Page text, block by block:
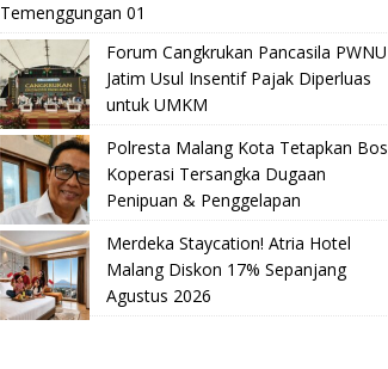
Temenggungan 01
Forum Cangkrukan Pancasila PWNU
Jatim Usul Insentif Pajak Diperluas
untuk UMKM
Polresta Malang Kota Tetapkan Bos
Koperasi Tersangka Dugaan
Penipuan & Penggelapan
Merdeka Staycation! Atria Hotel
Malang Diskon 17% Sepanjang
Agustus 2026